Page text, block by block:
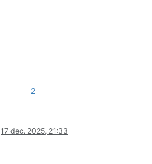
2
17 dec. 2025, 21:33